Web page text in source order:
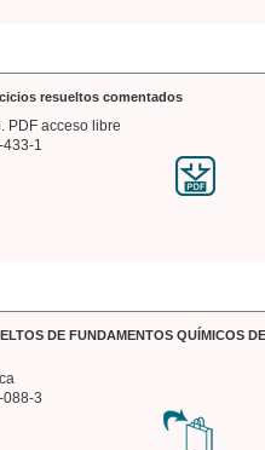
resueltos comentados
PDF acceso libre
433-1
DE FUNDAMENTOS QUÍMICOS
088-3